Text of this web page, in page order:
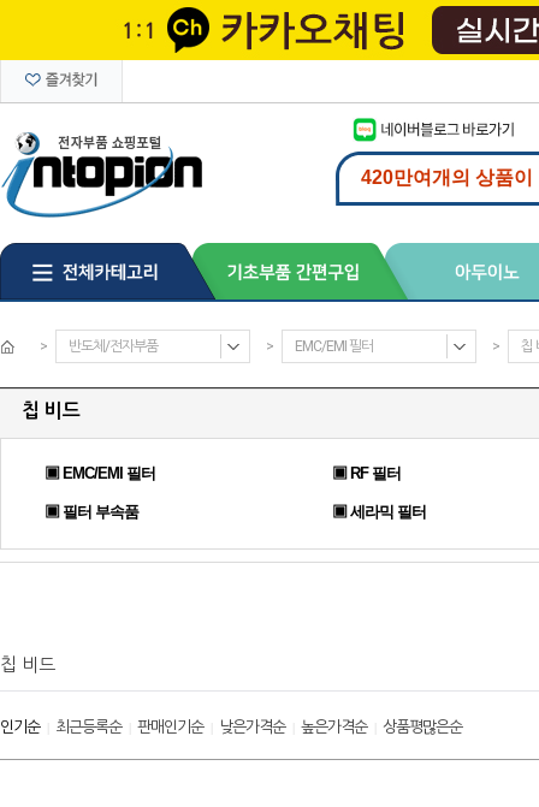
> 반도체/전자부품 > EMC/EMI 필터 > 칩
칩 비드
▣ EMC/EMI 필터 ▣ RF 필터
▣ 필터 부속품 ▣ 세라믹 필터
칩 비드
인기순| 최근등록순| 판매인기순| 낮은가격순| 높은가격순| 상품평많은순